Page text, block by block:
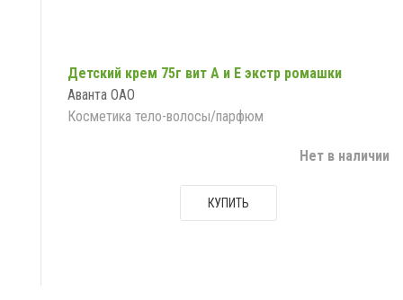
Детский крем 75г вит А и Е экстр ромашки
Аванта ОАО
Косметика тело-волосы/парфюм
Нет в наличии
КУПИТЬ